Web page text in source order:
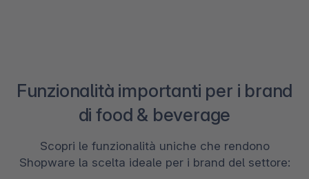
Funzionalità importanti per i brand
di food & beverage
Scopri le funzionalità uniche che rendono
Shopware la scelta ideale per i brand del settore: